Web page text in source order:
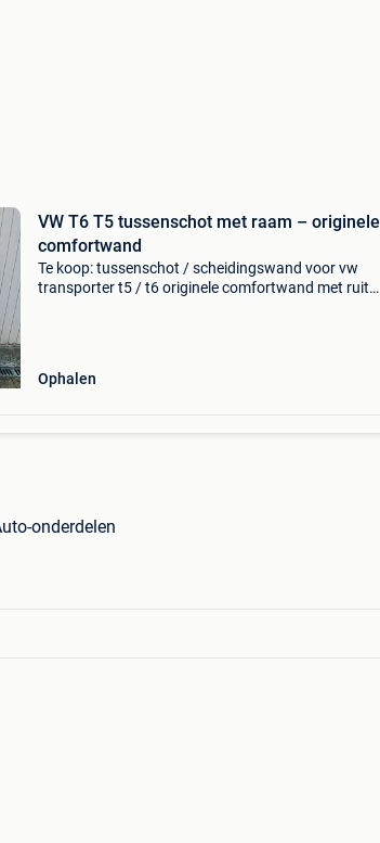
VW T6 T5 tussenschot met raam – originele
comfortwand
Te koop: tussenschot / scheidingswand voor vw
transporter t5 / t6 originele comfortwand met ruit
Ophalen
onderdelen